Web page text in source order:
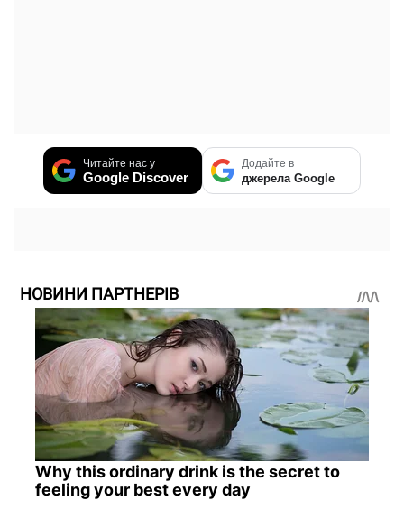
Читайте нас у
Google Discover
Додайте в
джерела Google
НОВИНИ ПАРТНЕРІВ
Why this ordinary drink is the secret to
feeling your best every day